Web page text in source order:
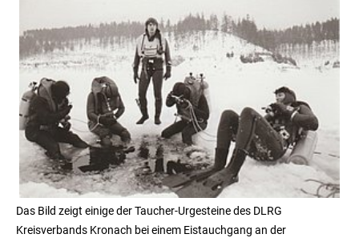
Das Bild zeigt einige der Taucher-Urgesteine des DLRG
Kreisverbands Kronach bei einem Eistauchgang an der